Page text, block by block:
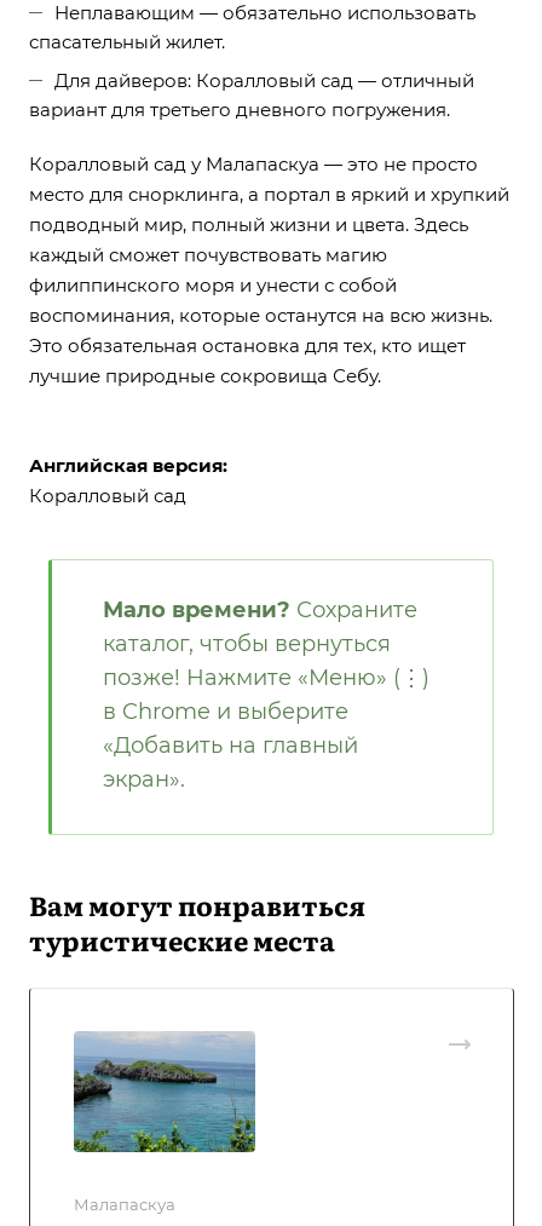
Неплавающим — обязательно использовать
спасательный жилет.
Для дайверов: Коралловый сад — отличный
вариант для третьего дневного погружения.
Коралловый сад у Малапаскуа — это не просто
место для снорклинга, а портал в яркий и хрупкий
подводный мир, полный жизни и цвета. Здесь
каждый сможет почувствовать магию
филиппинского моря и унести с собой
воспоминания, которые останутся на всю жизнь.
Это обязательная остановка для тех, кто ищет
лучшие природные сокровища Себу.
Английская версия:
Коралловый сад
Мало времени? Сохраните
каталог, чтобы вернуться
позже! Нажмите «Меню» (⋮)
в Chrome и выберите
«Добавить на главный
экран».
Вам могут понравиться
туристические места
Малапаскуа